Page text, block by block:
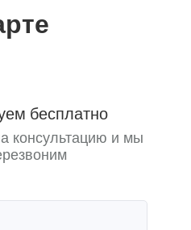
бесплатно
консультацию и мы